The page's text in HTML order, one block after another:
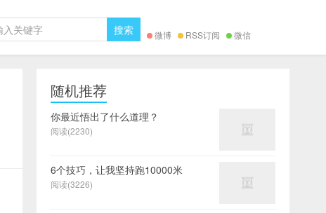
微博 RSS订阅 微信
随机推荐
你最近悟出了什么道理？
阅读(2230)
6个技巧，让我坚持跑10000米
阅读(3226)